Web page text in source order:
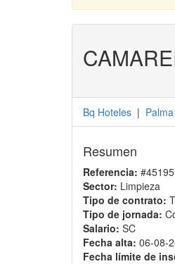
Bq Hoteles |
Resumen
Referencia: #45195
Sector: Limpieza
Tipo de contrato:
Tipo de jornada:
Salario: SC
Fecha alta: 06-08-
Fecha límite de